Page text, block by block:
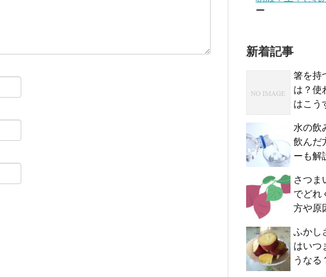
ー
新着記事
箸を持
は？使
はこう
水の飲
飲んだ
ーも解
さつま
でどれ
方や原
ふかし
はいつ
うなる